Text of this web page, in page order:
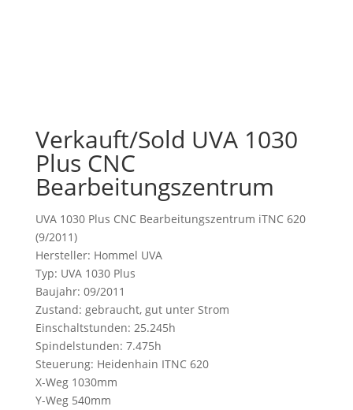
Verkauft/Sold UVA 1030
Plus CNC
Bearbeitungszentrum
UVA 1030 Plus CNC Bearbeitungszentrum iTNC 620
(9/2011)
Hersteller: Hommel UVA
Typ: UVA 1030 Plus
Baujahr: 09/2011
Zustand: gebraucht, gut unter Strom
Einschaltstunden: 25.245h
Spindelstunden: 7.475h
Steuerung: Heidenhain ITNC 620
X-Weg 1030mm
Y-Weg 540mm